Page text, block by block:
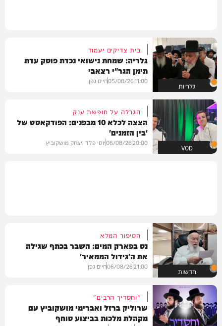
גלריות
בית צדיקים יעמוד
גלריה: שמחת נישואי נכדת פוסק עדת
תימן הגר"י רצאבי
11:00
05/08/26חיים גפן
VOD
הגרלה על חופשת ענק
הצצה לכלא 10 מבפנים: הפודקאסט של
'בין הזמנים'
20:00
06/08/26יוסי פלד ויצחק מושקוביץ
חדשות
הסיפור המלא
נס בפארק המים: השבר בכתף שגילה
את ה'גידול הממאיר'
21:00
06/08/26חיים גפן
"וחסדיך הרבים"
שרוליק ברזל ואברימי מושקוביץ עם
מקהלת מלכות בביצוע סוחף